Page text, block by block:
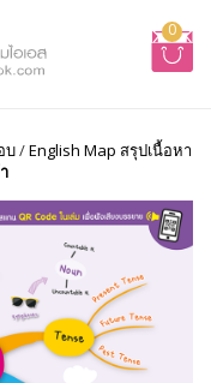
0
บ/English Map สรุปเนื้อหา